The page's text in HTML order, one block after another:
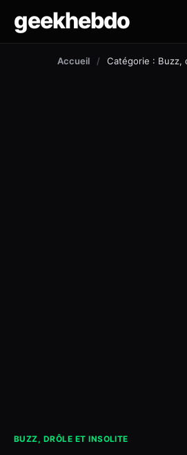
geekhebdo
Accueil / Catégorie : Buzz,
BUZZ, DRÔLE ET INSOLITE